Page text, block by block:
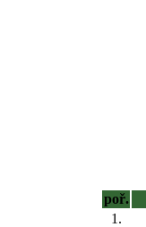
poř.
1.